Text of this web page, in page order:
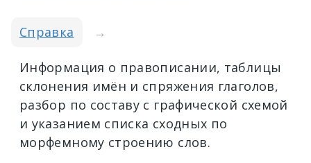
Справка →
Информация о правописании, таблицы
склонения имён и спряжения глаголов,
разбор по составу с графической схемой
и указанием списка сходных по
морфемному строению слов.